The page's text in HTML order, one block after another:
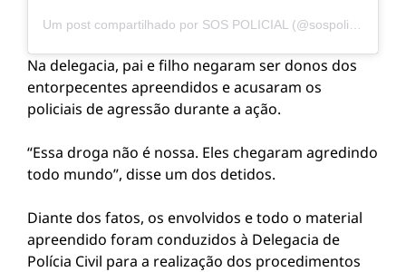
Na delegacia, pai e filho negaram ser donos dos
entorpecentes apreendidos e acusaram os
policiais de agressão durante a ação.
“Essa droga não é nossa. Eles chegaram agredindo
todo mundo”, disse um dos detidos.
Diante dos fatos, os envolvidos e todo o material
apreendido foram conduzidos à Delegacia de
Polícia Civil para a realização dos procedimentos